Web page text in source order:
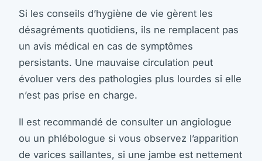
Si les conseils d’hygiène de vie gèrent les
désagréments quotidiens, ils ne remplacent pas
un avis médical en cas de symptômes
persistants. Une mauvaise circulation peut
évoluer vers des pathologies plus lourdes si elle
n’est pas prise en charge.
Il est recommandé de consulter un angiologue
ou un phlébologue si vous observez l’apparition
de varices saillantes, si une jambe est nettement